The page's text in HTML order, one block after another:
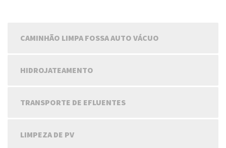
CAMINHÃO LIMPA FOSSA AUTO VÁCUO
HIDROJATEAMENTO
TRANSPORTE DE EFLUENTES
LIMPEZA DE PV